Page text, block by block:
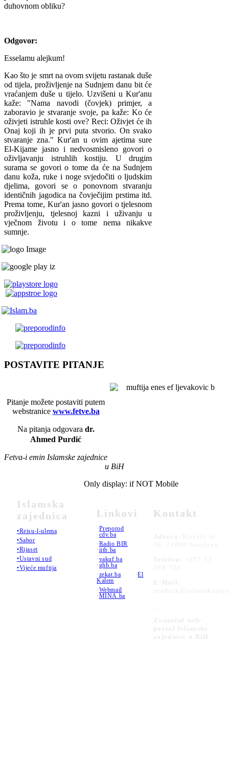
duhovnom obliku?
Odgovor:
Esselamu alejkum!
Kao što je smrt na ovom svijetu rastanak duše
od tijela, proživljenje na Sudnjem danu bit će
vraćanjem duše u tijelo. Uzvišeni u Kur'anu
kaže: "Nama navodi (čovjek) primjer, a
zaboravio je stvaranje svoje, pa kaže: Ko će
oživjeti istruhle kosti ove? Reci: Oživjet će ih
Onaj koji ih je prvi puta stvorio. On svako
stvaranje zna." Kur'an u ovim ajetima sure
El-Kijame jasno i nedvosmisleno govori o
oživljavanju istruhlih kostiju. U drugim
surama se govori o tome da će na Sudnjem
danu koža, ruke i noge svjedočiti o ljudskim
djelima, govori se o ponovnom stvaranju
identičnih jagodica na čovječijim prstima itd.
Prema tome, Kur'an jasno govori o tjelesnom
proživljenju, tjelesnoj kazni i uživanju u
vječnom životu i o tome nema nikakve
sumnje.
POSTAVITE PITANJE
Pitanje možete postaviti putem
webstranice www.fetve.ba
Na pitanja odgovara dr.
Ahmed Purdić
Fetva-i emin Islamske zajednice
u BiH
Islamska
zajednica
•Reisu-l-ulema
•Sabor
•Rijaset
•Ustavni sud
•Vijeće muftija
Only display: if NOT Mobile
Linkovi
•Preporod
•cdv.ba
•Radio BIR
•iitb.ba
•vakuf.ba
•ghb.ba
•zekat.ba •El
Kalem
•Webmail
•MINA.ba
Kontakt
Adresa:
Kovači br.
36, 71000 Sarajevo
Telefon:
+387 33
289 700
E-Mail:
Zvanični web-
portal Islamske
zajednice u BiH